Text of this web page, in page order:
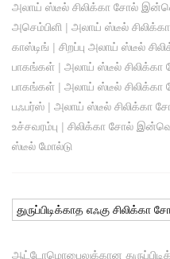
அலாய் ஸ்டீல் சிலிக்கா சோல்
அசெம்பிளி | அலாய் ஸ்டீல்
காஸ்டிங் | சிறப்பு அலாய் ஸ்டீல்
பாகங்கள் | அலாய் ஸ்டீல் சிலிக்கா
பாகங்கள் | அலாய் ஸ்டீல்
பஃபர்ஸ் | அலாய் ஸ்டீல் சிலிக்கா
உச்சவரம்பு | சிலிக்கா சோல்
ஸ்டீல் மோல்டு
துருப்பிடிக்காத எஃகு சிலிக்கா
ஆட்டோமொபைலுக்கான